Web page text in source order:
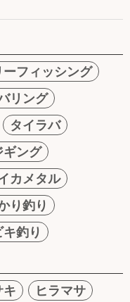
ーフィッシング
リング
タイラバ
ギング
カメタル
り釣り
釣り
キ
ヒラマサ